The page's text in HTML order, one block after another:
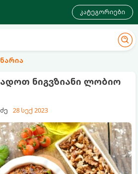
კატეგორიები
ნიგვზიანი ლობიო
28 სექ 2023